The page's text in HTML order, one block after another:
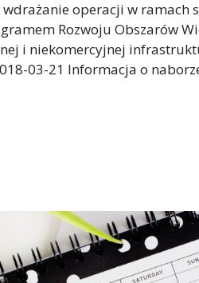
wdrażanie operacji w
Rozwoju Obszarów
i niekomercyjnej
03-21 Informacja o